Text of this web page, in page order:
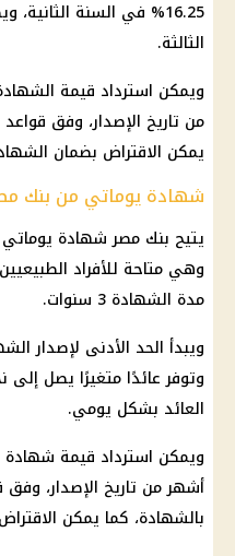
الثالثة.
من تاريخ الإصدار، وفق قواعد
يمكن الاقتراض بضمان
شهادة يوماتي من بنك
يتيح بنك مصر شهادة
وهي متاحة للأفراد
مدة الشهادة 3 سنوات.
العائد بشكل يومي.
أشهر من تاريخ الإصدار، وفق
بالشهادة، كما يمكن